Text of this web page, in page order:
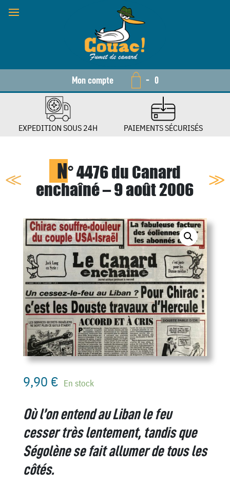
Mon compte - 0
EXPEDITION SOUS 24H PAIEMENTS SÉCURISÉS
N° 4476 du Canard
enchaîné – 9 août 2006
9,90 € En stock
Où l’on entend au Liban le feu
cesser très lentement, tandis que
Ségolène se fait allumer de tous les
côtés.